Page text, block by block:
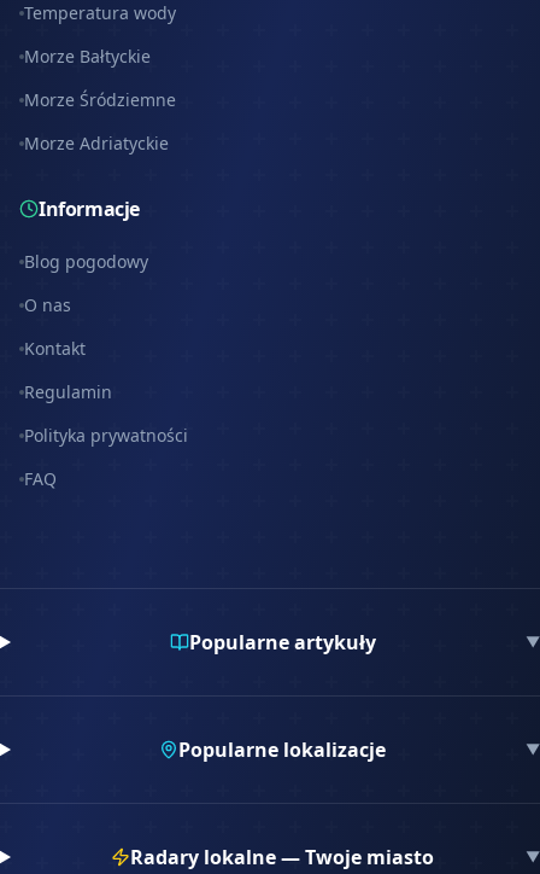
Temperatura wody
Morze Bałtyckie
Morze Śródziemne
Morze Adriatyckie
Informacje
Blog pogodowy
O nas
Kontakt
Regulamin
Polityka prywatności
FAQ
Popularne artykuły ▼
Popularne lokalizacje ▼
Radary lokalne — Twoje miasto ▼